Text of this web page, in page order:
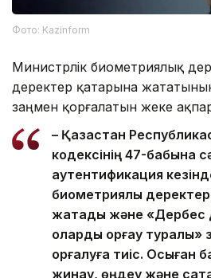
Фото: Kazinform
Министрлік биометриялық
деректер қатарына
заңмен қорғалатын жеке
– Қазақстан
кодексінің 47-бабына
аутентификация
биометриялық
жатады және «Дербес
оларды қорғау туралы»
қорғалуға тиіс.
жинау, өңдеу және